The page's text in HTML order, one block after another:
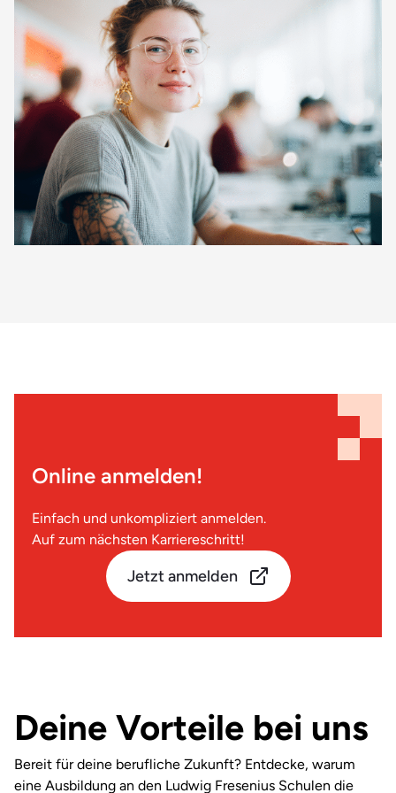
bleibst du fachlich auf dem neuesten Stand und stärkst
dein Know-how gezielt und nachhaltig.
Online anmelden!
Einfach und unkompliziert anmelden.
Auf zum nächsten Karriereschritt!
Jetzt anmelden
Deine Vorteile bei uns
Bereit für deine berufliche Zukunft? Entdecke, warum
eine Ausbildung an den Ludwig Fresenius Schulen die